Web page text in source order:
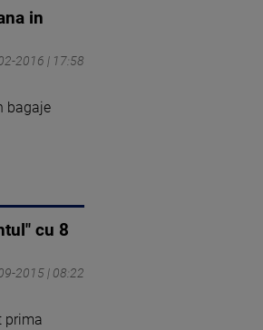
in
2016 | 17:58
bagaje
cu 8
2015 | 08:22
prima